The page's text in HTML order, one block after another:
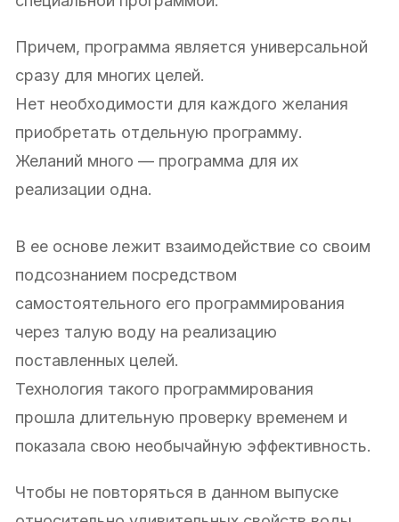
Причем, программа является универсальной
сразу для многих целей.
Нет необходимости для каждого желания
приобретать отдельную программу.
Желаний много — программа для их
реализации одна.
В ее основе лежит взаимодействие со своим
подсознанием посредством
самостоятельного его программирования
через талую воду на реализацию
поставленных целей.
Технология такого программирования
прошла длительную проверку временем и
показала свою необычайную эффективность.
Чтобы не повторяться в данном выпуске